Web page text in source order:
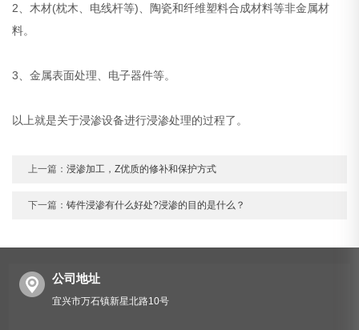
2、木材(枕木、电线杆等)、陶瓷和纤维塑料合成材料等非金属材
料。
3、金属表面处理、电子器件等。
以上就是关于浸渗设备进行浸渗处理的过程了。
上一篇：浸渗加工，Z优质的修补和保护方式
下一篇：铸件浸渗有什么好处?浸渗的目的是什么？
公司地址
宜兴市万石镇新星北路10号